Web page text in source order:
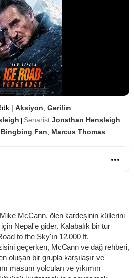
| Aksiyon Gerilim
Senarist Jonathan Hensleigh
Bingbing Fan Marcus Thomas
McCann, ölen kardeşinin küllerini
Nepal'e gider. Kalabalık bir tur
to the Sky'ın 12.000 ft.
geçerken, McCann ve dağ rehberi,
oluşan bir grupla karşılaşır ve
masum yolcuları ve yıkımın